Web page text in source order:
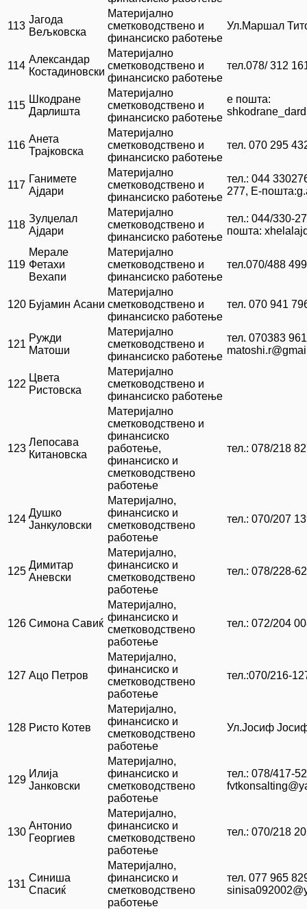
113
Јагода
Вељковска
Материјално
сметководствено и
финансиско работење
Ул.Маршал
114
Александар
Костадиновски
Материјално
сметководствено и
финансиско работење
тел.078/ 312
115
Шкодране
Дарлишта
Материјално
сметководствено и
финансиско работење
е пошта:
116
Анета
Трајковска
Материјално
сметководствено и
финансиско работење
тел. 070 295
117
Ганимете
Ајдари
Материјално
сметководствено и
финансиско работење
тел.: 044
277, Е-
118
Зулџелал
Ајдари
Материјално
сметководствено и
финансиско работење
тел.: 044/330-
пошта:
119
Мерале
Фетахи
Вехапи
Материјално
сметководствено и
финансиско работење
тел.070/488 499
120 Бујамин Асани
Материјално
сметководствено и
финансиско работење
тел. 070 941
121
Ружди
Матоши
Материјално
сметководствено и
финансиско работење
тел. 070383
122
Цвета
Ристовска
Материјално
сметководствено и
финансиско работење
123
Лепосава
Китановска
Материјално
сметководствено и
финансиско
работење,
финансиско и
сметководствено
работење
тел.: 078/218
124
Душко
Јанкуловски
Материјално,
финансиско и
сметководствено
работење
тел.: 070/207
125
Димитар
Аневски
Материјално,
финансиско и
сметководствено
работење
тел.: 078/228-
126 Симона Савиќ
Материјално,
финансиско и
сметководствено
работење
тел.: 072/204
127 Ацо Петров
Материјално,
финансиско и
сметководствено
работење
тел.:070/216-
128 Ристо Котев
Материјално,
финансиско и
сметководствено
работење
Ул.Јосиф
129
Илија
Јанковски
Материјално,
финансиско и
сметководствено
работење
тел.: 078/417-
130
Антонио
Георгиев
Материјално,
финансиско и
сметководствено
работење
тел.: 070/218
131
Синиша
Спасиќ
Материјално,
финансиско и
сметководствено
работење
тел. 077 965